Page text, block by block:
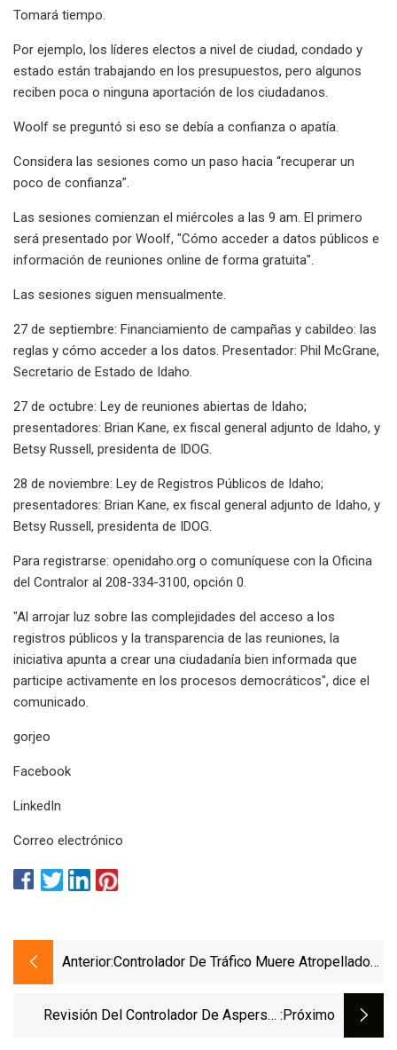
Tomará tiempo.
Por ejemplo, los líderes electos a nivel de ciudad, condado y
estado están trabajando en los presupuestos, pero algunos
reciben poca o ninguna aportación de los ciudadanos.
Woolf se preguntó si eso se debía a confianza o apatía.
Considera las sesiones como un paso hacia “recuperar un
poco de confianza”.
Las sesiones comienzan el miércoles a las 9 am. El primero
será presentado por Woolf, "Cómo acceder a datos públicos e
información de reuniones online de forma gratuita".
Las sesiones siguen mensualmente.
27 de septiembre: Financiamiento de campañas y cabildeo: las
reglas y cómo acceder a los datos. Presentador: Phil McGrane,
Secretario de Estado de Idaho.
27 de octubre: Ley de reuniones abiertas de Idaho;
presentadores: Brian Kane, ex fiscal general adjunto de Idaho, y
Betsy Russell, presidenta de IDOG.
28 de noviembre: Ley de Registros Públicos de Idaho;
presentadores: Brian Kane, ex fiscal general adjunto de Idaho, y
Betsy Russell, presidenta de IDOG.
Para registrarse: openidaho.org o comuníquese con la Oficina
del Contralor al 208-334-3100, opción 0.
"Al arrojar luz sobre las complejidades del acceso a los
registros públicos y la transparencia de las reuniones, la
iniciativa apunta a crear una ciudadanía bien informada que
participe activamente en los procesos democráticos", dice el
comunicado.
gorjeo
Facebook
LinkedIn
Correo electrónico
Anterior:Controlador De Tráfico Muere Atropellado
Autopista De Melbourne
Revisión Del Controlador De Aspersor :próximo